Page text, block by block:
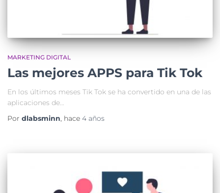
MARKETING DIGITAL
Las mejores APPS para Tik Tok
En los últimos meses Tik Tok se ha convertido en una de las
aplicaciones de…
Por dlabsminn, hace 4 años